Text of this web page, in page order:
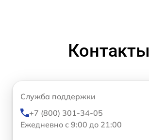
Контакты
Служба поддержки
+7 (800) 301-34-05
Ежедневно с 9:00 до 21:00